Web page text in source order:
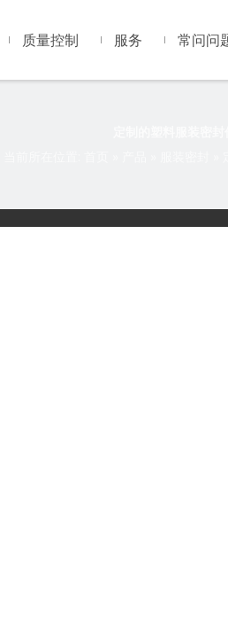
质量控制 服务 常问问